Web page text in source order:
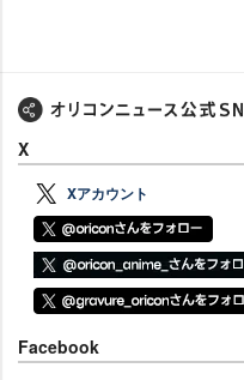
X
Xアカウント
Facebook